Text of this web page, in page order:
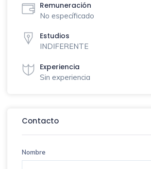
Remuneración
No específicado
Estudios
INDIFERENTE
Experiencia
Sin experiencia
Contacto
Nombre